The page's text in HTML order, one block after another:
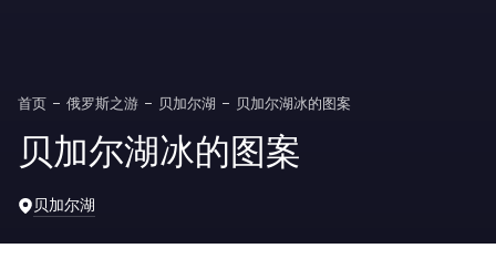
首页 俄罗斯之游 贝加尔湖 贝加尔湖冰的图案
贝加尔湖冰的图案
贝加尔湖